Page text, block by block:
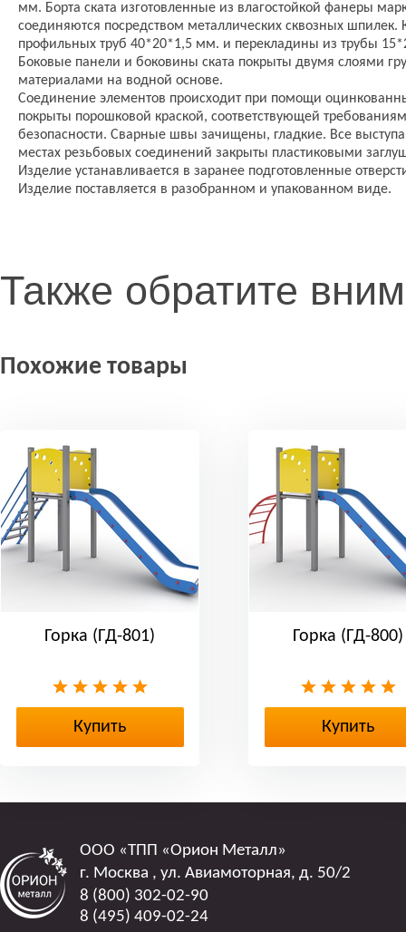
мм. Борта ската изготовленные из влагостойкой фанеры
соединяются посредством металлических сквозных шпилек.
профильных труб 40*20*1,5 мм. и перекладины из трубы
Боковые панели и боковины ската покрыты двумя слоями
материалами на водной основе.
Соединение элементов происходит при помощи
покрыты порошковой краской, соответствующей
безопасности. Сварные швы зачищены, гладкие. Все
местах резьбовых соединений закрыты пластиковыми
Изделие устанавливается в заранее подготовленные
Изделие поставляется в разобранном и упакованном виде.
Также обратите
Похожие товары
Горка (ГД-801)
Купить
Горка (ГД-800)
Купить
ООО «ТПП «Орион Металл»
г. Москва , ул. Авиамоторная, д. 50/2
8 (800) 302-02-90
8 (495) 409-02-24